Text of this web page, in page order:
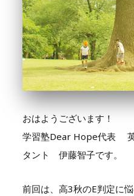
おはようございます！
学習塾Dear Hope代表
タント 伊藤智子です。
前回は、高3秋のE判定に